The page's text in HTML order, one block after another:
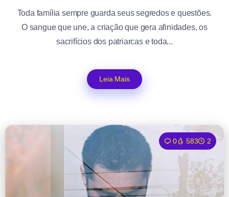
Toda família sempre guarda seus segredos e questões.
O sangue que une, a criação que gera afinidades, os
sacrifícios dos patriarcas e toda...
Leia Mais
0 583 2